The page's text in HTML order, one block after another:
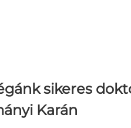
sikeres
Karán